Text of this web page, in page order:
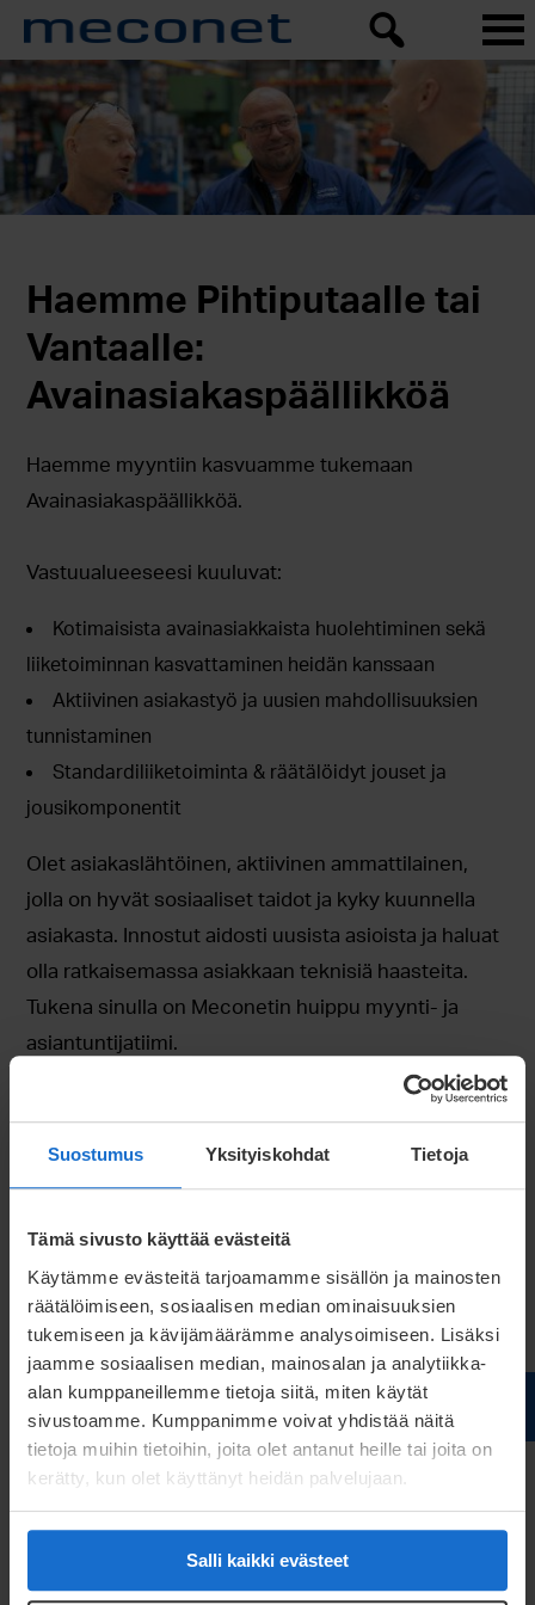
Suostumus Yksityiskohdat Tietoja
Tämä sivusto käyttää evästeitä
Käytämme evästeitä tarjoamamme sisällön ja mainosten
räätälöimiseen, sosiaalisen median ominaisuuksien
tukemiseen ja kävijämäärämme analysoimiseen. Lisäksi
jaamme sosiaalisen median, mainosalan ja analytiikka-
alan kumppaneillemme tietoja siitä, miten käytät
sivustoamme. Kumppanimme voivat yhdistää näitä
tietoja muihin tietoihin, joita olet antanut heille tai joita on
kerätty, kun olet käyttänyt heidän palvelujaan.
Salli kaikki evästeet
Haemme Pihtiputaalle tai
Vantaalle:
Avainasiakaspäällikköä
Haemme myyntiin kasvuamme tukemaan
Avainasiakaspäällikköä.
Vastuualueeseesi kuuluvat:
Kotimaisista avainasiakkaista huolehtiminen sekä
liiketoiminnan kasvattaminen heidän kanssaan
Aktiivinen asiakastyö ja uusien mahdollisuuksien
tunnistaminen
Standardiliiketoiminta & räätälöidyt jouset ja
jousikomponentit
Olet asiakaslähtöinen, aktiivinen ammattilainen,
jolla on hyvät sosiaaliset taidot ja kyky kuunnella
asiakasta. Innostut aidosti uusista asioista ja haluat
olla ratkaisemassa asiakkaan teknisiä haasteita.
Tukena sinulla on Meconetin huippu myynti- ja
asiantuntijatiimi.
Aiempi kokemus asiakastyöstä antaa sinulle hyvät
kokemuksen teknisestä myynnistä tai
sujuvasti sekä suomeksi että englanniksi.
Tehtävään kuuluu matkustelua.
Tarjoamme sinulle erittäin mielenkiintoisen
työpaikan kasvavassa perheyhtiössä, jossa on yli
100 vuoden ammattitaito ja kokemus. Investoimme
suunnitelmallisesti henkilöstön osaamiseen ja
uuteen teknologiaan, ja uskomme yhteistyön
voimaan.
Lähetä hakemuksesi, CV ja palkkatoiveesi